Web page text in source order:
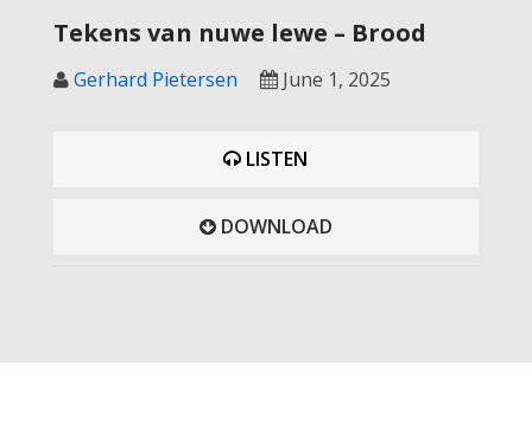
Tekens van nuwe lewe – Brood
Gerhard Pietersen June 1, 2025
LISTEN
DOWNLOAD